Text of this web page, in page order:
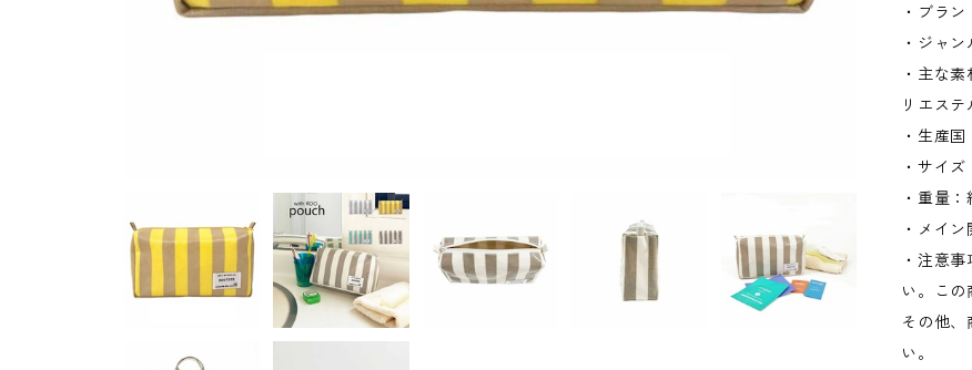
・ブラ
・ジャ
・主な
リエステ
・生産
・サイ
・重量
・メイ
・注意
い。この
その他
い。